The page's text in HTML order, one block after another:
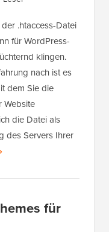
.htaccess-Datei
für WordPress-
klingen.
nach ist es
dem Sie die
Website
die Datei als
des Servers Ihrer
für